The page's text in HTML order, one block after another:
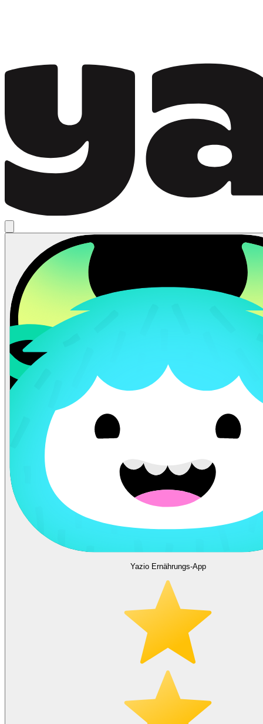
Yazio Ernährungs-App